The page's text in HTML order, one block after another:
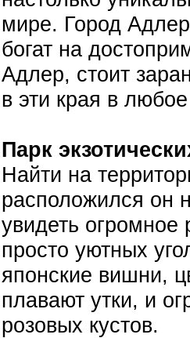
мире. Город Адлер
богат на
Адлер, стоит
в эти края в
Парк
Найти на
расположился он
увидеть огромное
просто уютных
японские вишни,
плавают утки, и
розовых кустов.